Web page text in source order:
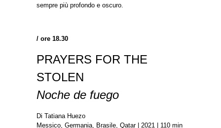
sempre più profondo e oscuro.
/ ore 18.30
PRAYERS FOR THE
STOLEN
Noche de fuego
Di Tatiana Huezo
Messico, Germania, Brasile, Qatar | 2021 | 110 min